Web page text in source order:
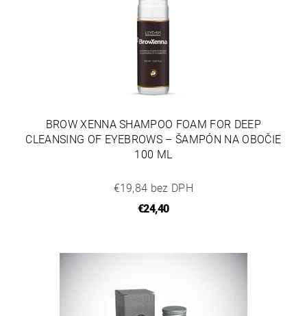
BROW XENNA SHAMPOO FOAM FOR DEEP
CLEANSING OF EYEBROWS – ŠAMPÓN NA OBOČIE
100 ML
€19,84 bez DPH
€24,40